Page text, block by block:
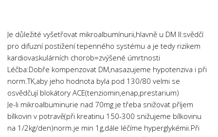
Je důležité vyšetřovat mikroalbumínurii,hlavně u DM II:svědčí
pro difuzní postižení tepenného systému a je tedy rizikem
kardiovaskulárních chorob=zvýšené úmrtnosti
Léčba:Dobře kompenzovat DM,nasazujeme hypotenziva i při
norm.TK,aby jeho hodnota byla pod 130/80 velmi se
osvědčují blokátory ACE(tenziomin,enap,prestarium)
Je-li mikroalbuminurie nad 70mg je třeba snižovat příjem
bílkovin v potravě(při kreatinu 150-300 snižujeme bílkovinu
na 1/2kg/den)norm.je min 1g,dále léčíme hyperglykémii.Při